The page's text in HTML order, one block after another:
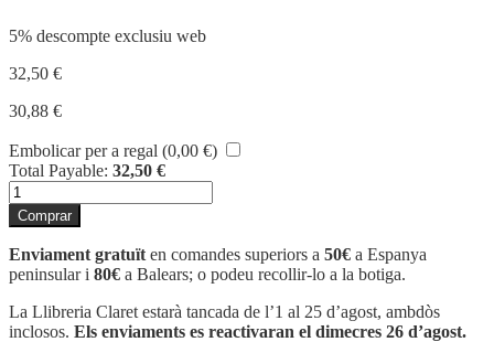
5% descompte exclusiu web
32,50 €
30,88 €
Embolicar per a regal (0,00 €)
Total Payable: 32,50 €
quantitat
de
EL
LIBRO
DE
LA
BIBLIA
Comprar
Enviament gratuït en comandes superiors a 50€ a Espanya
peninsular i 80€ a Balears; o podeu recollir-lo a la botiga.
La Llibreria Claret estarà tancada de l’1 al 25 d’agost, ambdòs
inclosos. Els enviaments es reactivaran el dimecres 26 d’agost.